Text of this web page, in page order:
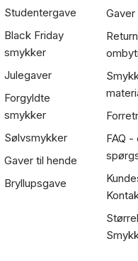
Studentergave
Black Friday
smykker
Julegaver
Forgyldte
smykker
Sølvsmykker
Gaver til hende
Bryllupsgave
FAQ